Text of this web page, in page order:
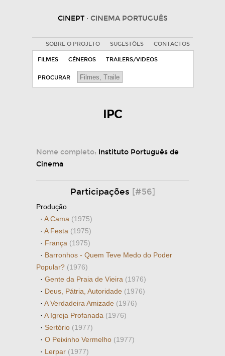
CINEPT · CINEMA PORTUGUÊS
SOBRE O PROJETO SUGESTÕES CONTACTOS
FILMES GÉNEROS TRAILERS/VIDEOS
PROCURAR
IPC
Nome completo: Instituto Português de
Cinema
Participações [#56]
Produção
· A Cama (1975)
· A Festa (1975)
· França (1975)
· Barronhos - Quem Teve Medo do Poder
Popular? (1976)
· Gente da Praia de Vieira (1976)
· Deus, Pátria, Autoridade (1976)
· A Verdadeira Amizade (1976)
· A Igreja Profanada (1976)
· Sertório (1977)
· O Peixinho Vermelho (1977)
· Lerpar (1977)